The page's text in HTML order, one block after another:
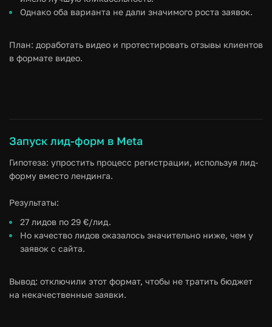
Однако оба варианта не дали значимого роста заявок.
План: доработать видео и протестировать отзывы клиентов
в формате видео.
Запуск лид-форм в Meta
Гипотеза: упростить процесс регистрации, используя лид-
форму вместо лендинга.
Результаты:
27 лидов по 29 €/лид.
Но качество лидов оказалось значительно ниже, чем у
заявок с сайта.
Вывод: отключили этот формат, чтобы не тратить бюджет
на некачественные заявки.